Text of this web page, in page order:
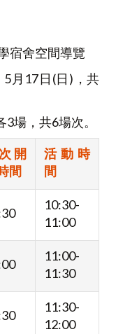
宿舍空間導覽
月17日(日)，共
場，共6場次。
開
間
活動時
間
10:30-
11:00
11:00-
11:30
11:30-
12:00